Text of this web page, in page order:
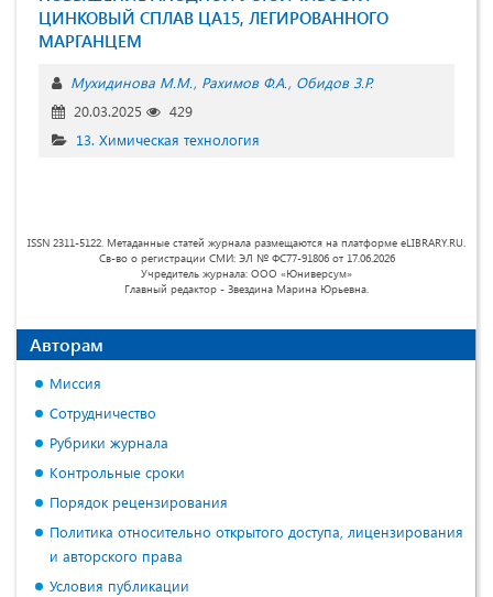
ЦИНКОВЫЙ СПЛАВ ЦА15, ЛЕГИРОВАННОГО
МАРГАНЦЕМ
Мухидинова М.М. Рахимов Ф.А. Обидов З.Р.
20.03.2025
429
13. Химическая технология
ISSN 2311-5122. Метаданные статей журнала размещаются на платформе eLIBRARY.RU.
Св-во о регистрации СМИ: ЭЛ № ФС77-91806 от 17.06.2026
Учредитель журнала: ООО «Юниверсум»
Главный редактор - Звездина Марина Юрьевна.
Авторам
Миссия
Сотрудничество
Рубрики журнала
Контрольные сроки
Порядок рецензирования
Политика относительно открытого доступа, лицензирования
и авторского права
Условия публикации